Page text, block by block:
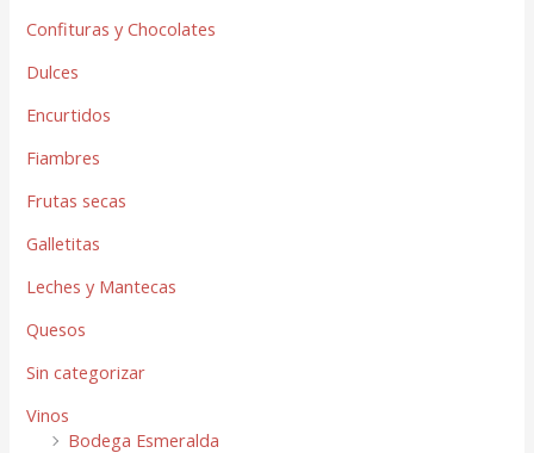
Confituras y Chocolates
Dulces
Encurtidos
Fiambres
Frutas secas
Galletitas
Leches y Mantecas
Quesos
Sin categorizar
Vinos
Bodega Esmeralda